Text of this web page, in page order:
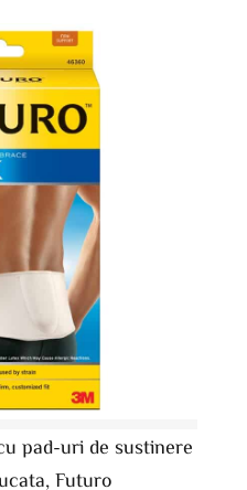
pad-uri de sustinere
Futuro